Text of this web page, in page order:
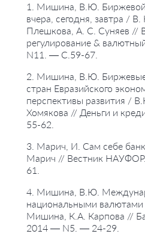
1. Мишина, В.Ю.
вчера, сегодня, завтра /
Плешкова, А. С. Суняев //
регулирование &
N11. — С.59-67.
2. Мишина, В.Ю.
стран Евразийского
перспективы развития /
Хомякова // Деньги и
55-62.
3. Марич, И. Сам себе
Марич // Вестник
61.
4. Мишина, В.Ю.
национальными
Мишина, К.А. Карпова //
2014 — N5. — 24-29.